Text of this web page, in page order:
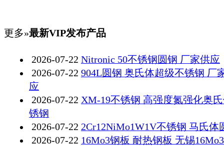
更多»最新VIP发布产品
2026-07-22 Nitronic 50不锈钢圆钢 厂家供应
2026-07-22 904L圆钢 奥氏体超级不锈钢 厂
应
2026-07-22 XM-19不锈钢 高强度氮强化奥
锈钢
2026-07-22 2Cr12NiMo1W1V不锈钢 马氏体
2026-07-22 16Mo3钢板 耐热钢板 无锡